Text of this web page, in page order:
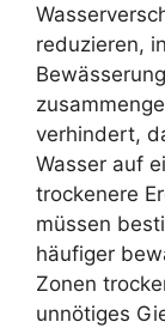
reduzieren,
verhindert,
Wasser auf
trockenere
müssen
häufiger
Zonen
unnötiges